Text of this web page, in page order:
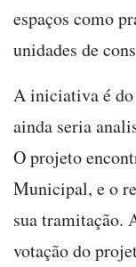
espaços como
unidades de
A iniciativa é do
ainda seria
O projeto
Municipal, e o
sua tramitação.
votação do